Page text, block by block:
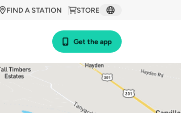
STORE
FIND A STATION
Get the app